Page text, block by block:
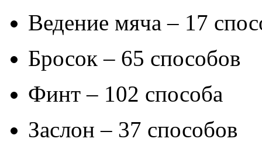
Ведение мяча – 17
Бросок – 65 способов
Финт – 102 способа
Заслон – 37 способов